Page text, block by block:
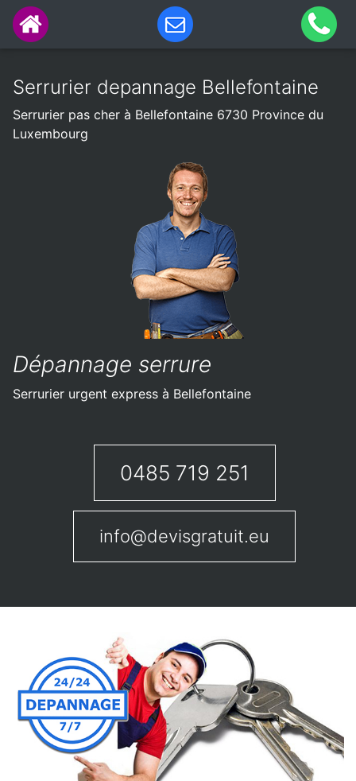
Serrurier depannage Bellefontaine
Serrurier pas cher à Bellefontaine 6730 Province du
Luxembourg
Dépannage serrure
Serrurier urgent express à Bellefontaine
0485 719 251
info@devisgratuit.eu